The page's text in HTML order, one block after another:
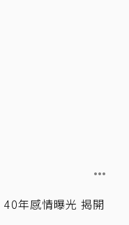
年感情曝光 揭開